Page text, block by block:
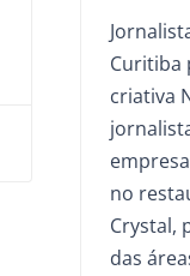
Curitiba
criativa
no
Crystal,
das